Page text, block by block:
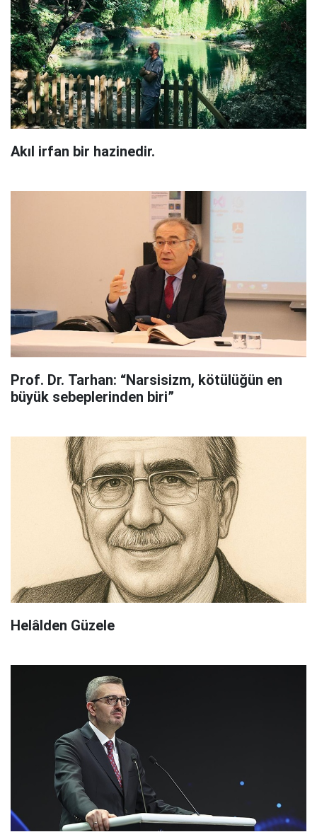
Akıl irfan bir hazinedir.
Prof. Dr. Tarhan: “Narsisizm, kötülüğün en
büyük sebeplerinden biri”
Helâlden Güzele